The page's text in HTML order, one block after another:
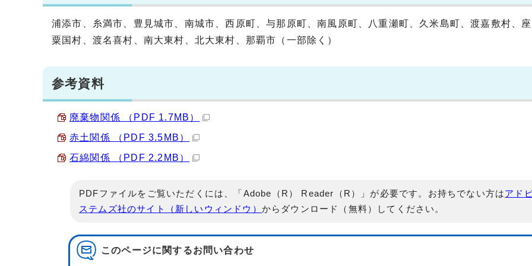
浦添市、糸満市、豊見城市、南城市、西原町、与那原町、南風原町、八重瀬町、久米島町、渡嘉敷村、座
粟国村、渡名喜村、南大東村、北大東村、那覇市（一部除く）
参考資料
廃棄物関係 （PDF 1.7MB）
赤土関係 （PDF 3.5MB）
石綿関係 （PDF 2.2MB）
PDFファイルをご覧いただくには、「Adobe（R） Reader（R）」が必要です。お持ちでない方はアド
ステムズ社のサイト（新しいウィンドウ） からダウンロード（無料）してください。
このページに関するお問い合わせ